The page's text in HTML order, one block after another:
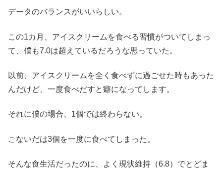
データのバランスがいいらしい。
この1カ月、アイスクリームを食べる習慣がついてしまっ
て、僕も7.0は超えているだろうな思っていた。
以前、アイスクリームを全く食べずに過ごせた時もあった
んだけど、一度食べだすと癖になってします。
それに僕の場合、1個では終わらない。
こないだは3個を一度に食べてしまった。
そんな食生活だったのに、よく現状維持（6.8）でとどま